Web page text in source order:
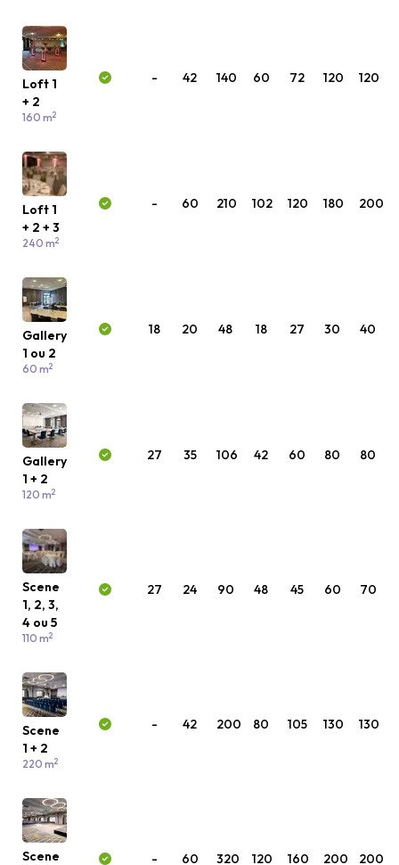
Loft 1
+ 2
160 m2
- 42 140 60 72 120 120
Loft 1
+ 2 + 3
240 m2
- 60 210 102 120 180 200
Gallery
1 ou 2
60 m2
18 20 48 18 27 30 40
Gallery
1 + 2
120 m2
27 35 106 42 60 80 80
Scene
1, 2, 3,
4 ou 5
110 m2
27 24 90 48 45 60 70
Scene
1 + 2
220 m2
- 42 200 80 105 130 130
Scene
- 60 320 120 160 200 200